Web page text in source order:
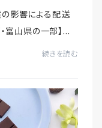
影響による配送
富山県の一部】へ
す。参考：ヤマト運
続きを読む